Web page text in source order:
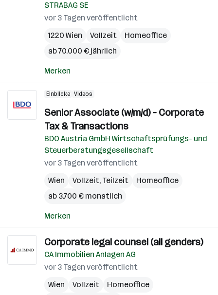
STRABAG SE
vor 3 Tagen veröffentlicht
1220 Wien
Vollzeit
Homeoffice
ab 70.000 € jährlich
Merken
Einblicke Videos
Senior Associate (w/m/d) – Corporate
Tax & Transactions
BDO Austria GmbH Wirtschaftsprüfungs- und
Steuerberatungsgesellschaft
vor 3 Tagen veröffentlicht
Wien
Vollzeit, Teilzeit
Homeoffice
ab 3.700 € monatlich
Merken
Corporate legal counsel (all genders)
CA Immobilien Anlagen AG
vor 3 Tagen veröffentlicht
Wien
Vollzeit
Homeoffice